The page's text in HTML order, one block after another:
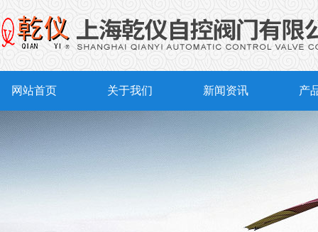
网站首页 关于我们 新闻资讯 产